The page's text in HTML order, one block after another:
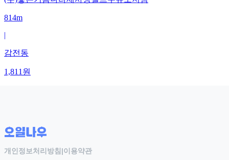
814m
|
감전동
1,811원
개인정보처리방침 |이용약관